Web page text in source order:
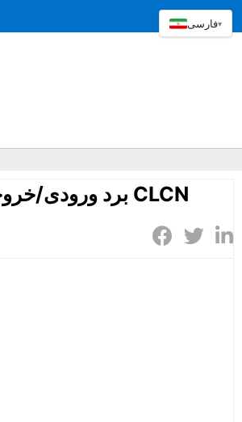
Honeywell 51305072-200 برد ورودی/خروجی CLCN
فارسی▾